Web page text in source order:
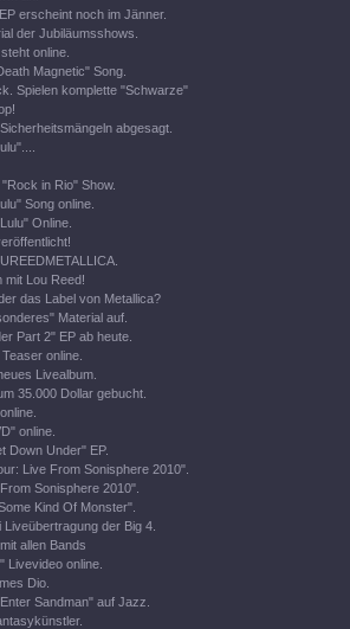
erscheint noch im Jänner.
der Jubiläumsshows.
online.
Magnetic" Song.
Spielen komplette "Schwarze"
abgesagt.
in Rio" Show.
Song online.
Online.
mit Lou Reed!
das Label von Metallica?
Material auf.
Part 2" EP ab heute.
online.
Livealbum.
35.000 Dollar gebucht.
online.
Down Under" EP.
Live From Sonisphere 2010".
Sonisphere 2010".
Kind Of Monster".
der Big 4.
allen Bands
Livevideo online.
Dio.
Sandman" auf Jazz.